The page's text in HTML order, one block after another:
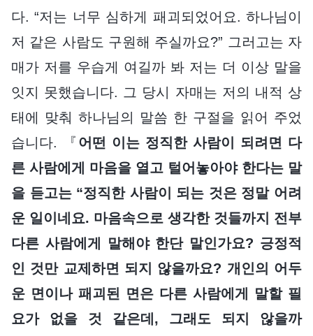
다. “저는 너무 심하게 패괴되었어요. 하나님이
저 같은 사람도 구원해 주실까요?” 그러고는 자
매가 저를 우습게 여길까 봐 저는 더 이상 말을
잇지 못했습니다. 그 당시 자매는 저의 내적 상
태에 맞춰 하나님의 말씀 한 구절을 읽어 주었
습니다. 『 어떤 이는 정직한 사람이 되려면 다
른 사람에게 마음을 열고 털어놓아야 한다는 말
을 듣고는 “정직한 사람이 되는 것은 정말 어려
운 일이네요. 마음속으로 생각한 것들까지 전부
다른 사람에게 말해야 한단 말인가요? 긍정적
인 것만 교제하면 되지 않을까요? 개인의 어두
운 면이나 패괴된 면은 다른 사람에게 말할 필
요가 없을 것 같은데, 그래도 되지 않을까